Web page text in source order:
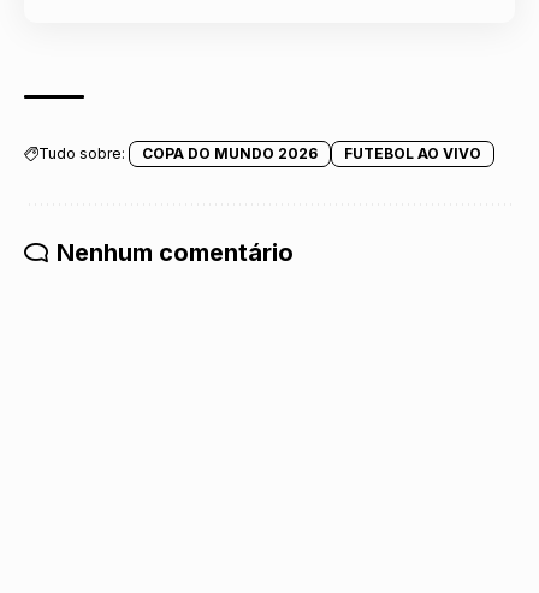
Tudo sobre: COPA DO MUNDO 2026 FUTEBOL AO VIVO
Nenhum comentário